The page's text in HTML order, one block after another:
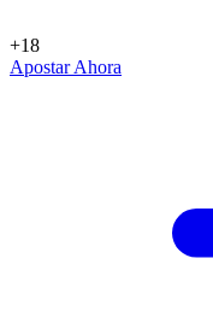
+18
Apostar Ahora